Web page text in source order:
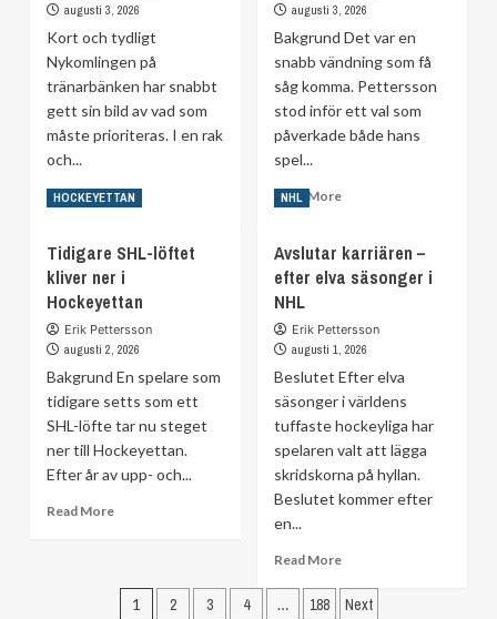
år
stora
kliv”
augusti 3, 2026
Kort och tydligt
Nykomlingen på
tränarbänken har snabbt
gett sin bild av vad som
måste prioriteras. I en rak
och...
Read MoreRead
Nya
LHC-
coachens
för
oss”
augusti 3, 2026
Bakgrund Det var en
snabb vändning som få
såg komma. Pettersson
stod inför ett val som
påverkade både hans
spel...
Read MoreRead
Petterssons
snabba
samma
ställe
som
jag”
HOCKEYETTAN
Tidigare SHL-löftet
kliver ner i
Hockeyettan
Erik Pettersson
augusti 2, 2026
Bakgrund En spelare som
tidigare setts som ett
SHL-löfte tar nu steget
ner till Hockeyettan.
Efter år av upp- och...
Read MoreRead
SHL-
löftet
NHL
Avslutar karriären –
efter elva säsonger i
NHL
Erik Pettersson
augusti 1, 2026
Beslutet Efter elva
säsonger i världens
tuffaste hockeyliga har
spelaren valt att lägga
skridskorna på hyllan.
Beslutet kommer efter
en...
Read MoreRead
about
Sidnumrering
1 2 3 4 … 188 Next